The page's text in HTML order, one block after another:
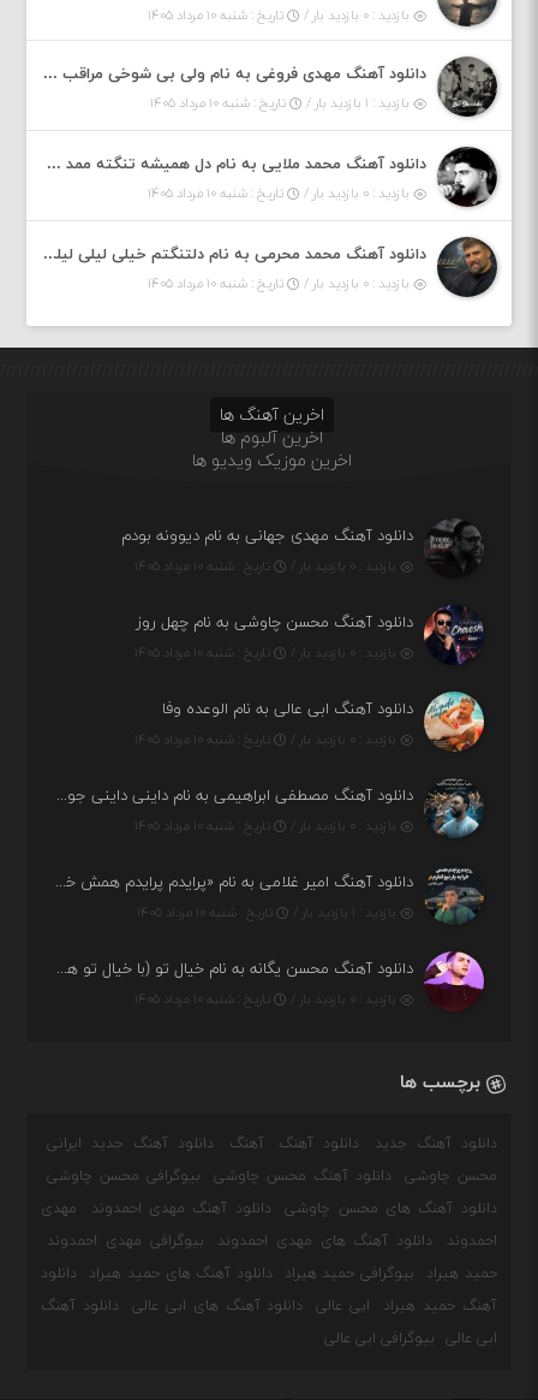
بازدید : ۰ بازدید بار / تاریخ : شنبه ۱۰ مرداد ۱۴۰۵
دانلود آهنگ مهدی فروغی به نام ولی بی شوخی مراقب من باش
بازدید : ۱ بازدید بار / تاریخ : شنبه ۱۰ مرداد ۱۴۰۵
دانلود آهنگ محمد ملایی به نام دل همیشه تنگته ممد کله ونگته
بازدید : ۰ بازدید بار / تاریخ : شنبه ۱۰ مرداد ۱۴۰۵
دانلود آهنگ محمد محرمی به نام دلتنگتم خیلی لیلی لیلی لیلی تو که نباشی پیش من به زندگی میلی
بازدید : ۰ بازدید بار / تاریخ : شنبه ۱۰ مرداد ۱۴۰۵
اخرین آهنگ ها
اخرین آلبوم ها
اخرین موزیک ویدیو ها
دانلود آهنگ مهدی جهانی به نام دیوونه بودم
بازدید : ۰ بازدید بار / تاریخ : شنبه ۱۰ مرداد ۱۴۰۵
دانلود آهنگ محسن چاوشی به نام چهل روز
بازدید : ۰ بازدید بار / تاریخ : شنبه ۱۰ مرداد ۱۴۰۵
دانلود آهنگ ابی عالی به نام الوعده وفا
بازدید : ۰ بازدید بار / تاریخ : شنبه ۱۰ مرداد ۱۴۰۵
دانلود آهنگ مصطفی ابراهیمی به نام داینی داینی جونم قربون پنج تیر پرونم
بازدید : ۰ بازدید بار / تاریخ : شنبه ۱۰ مرداد ۱۴۰۵
دانلود آهنگ امیر غلامی به نام «پرایدم پرایدم همش خرابه یار نیو کنارم دیگه پولی نداروم (ریمیکس اینستاگرام)»
بازدید : ۱ بازدید بار / تاریخ : شنبه ۱۰ مرداد ۱۴۰۵
دانلود آهنگ محسن یگانه به نام خیال تو (با خیال تو هنوزم مثل هر روز و همیشه ریمیکس)
بازدید : ۰ بازدید بار / تاریخ : شنبه ۱۰ مرداد ۱۴۰۵
برچسب ها
دانلود آهنگ جدید دانلود آهنگ آهنگ
دانلود آهنگ جدید ایرانی
محسن چاوشی
دانلود آهنگ محسن چاوشی
بیوگرافی محسن چاوشی
دانلود آهنگ های محسن چاوشی
دانلود آهنگ مهدی احمدوند
مهدی
احمدوند
دانلود آهنگ های مهدی احمدوند
بیوگرافی مهدی احمدوند
حمید هیراد
بیوگرافی حمید هیراد دانلود آهنگ های حمید هیراد
دانلود
آهنگ حمید هیراد
ابی عالی دانلود آهنگ های ابی عالی
دانلود آهنگ
ابی عالی
بیوگرافی ابی عالی